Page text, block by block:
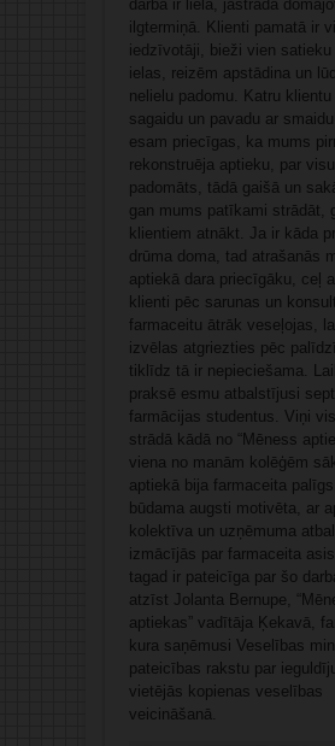
darbā ir liela, jāstrādā
ilgtermiņā. Klienti pamatā ir
iedzīvotāji, bieži vien satieku
ielas, reizēm apstādina un
nelielu padomu. Katru klientu
sagaidu un pavadu ar
esam priecīgas, ka mums
rekonstruēja aptieku, par
padomāts, tādā gaišā un
gan mums patīkami strādāt,
klientiem atnākt. Ja ir kāda
drūma doma, tad atrašanās
aptiekā dara priecīgāku, ceļ
klienti pēc sarunas un
farmaceitu ātrāk veseļojas,
izvēlas atgriezties pēc
tiklīdz tā ir nepieciešama.
praksē esmu atbalstījusi
farmācijas studentus. Viņi
strādā kādā no “Mēness
viena no manām kolēģēm
aptiekā bija farmaceita
būdama augsti motivēta, ar
kolektīva un uzņēmuma
izmācījās par farmaceita
tagad ir pateicīga par šo
atzīst Jolanta Bernupe,
aptiekas” vadītāja Ķekavā,
kura saņēmusi Veselības
pateicības rakstu par
vietējās kopienas veselības
veicināšanā.